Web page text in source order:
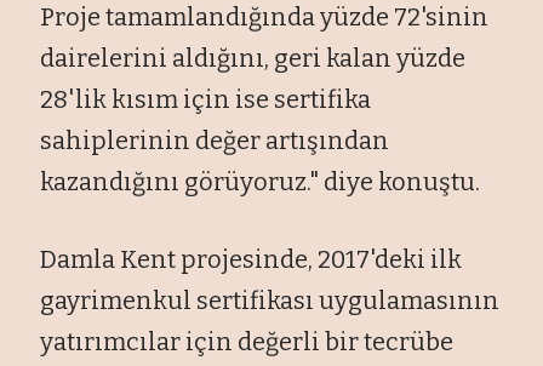
Proje tamamlandığında yüzde 72'sinin
dairelerini aldığını, geri kalan yüzde
28'lik kısım için ise sertifika
sahiplerinin değer artışından
kazandığını görüyoruz." diye konuştu.
Damla Kent projesinde, 2017'deki ilk
gayrimenkul sertifikası uygulamasının
yatırımcılar için değerli bir tecrübe